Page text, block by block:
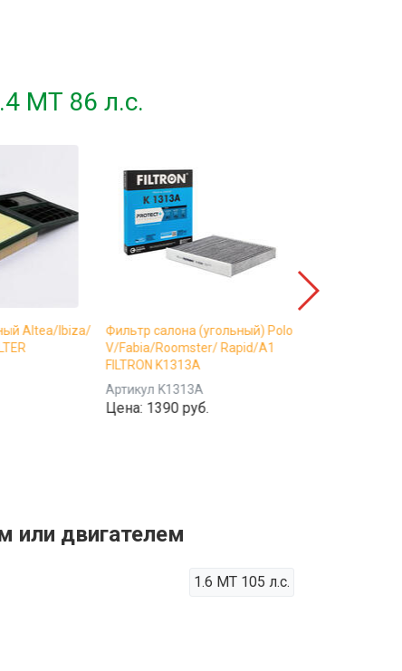
MT 86 л.с.
Altea/Ibiza/
Фильтр салона (угольный) Polo
V/Fabia/Roomster/ Rapid/A1
FILTRON K1313A
Артикул K1313A
Цена: 1390 руб.
или двигателем
1.6 MT 105 л.с.